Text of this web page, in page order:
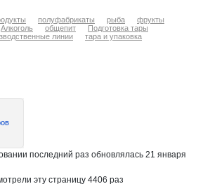
полуфабрикаты рыба
фрукты
Алкоголь общепит
Подготовка тары
линии тара и упаковка
последний раз обновлялась 21 января
эту страницу 4406 раз